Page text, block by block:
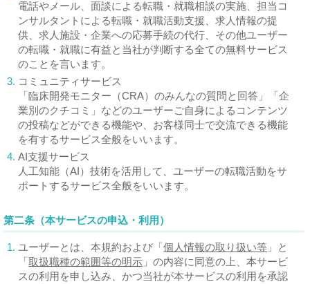
電話やメール、面談による転職・就職相談の実施、担当コ
ンサルタントによる転職・就職活動支援、求人情報の提
供、求人施設・企業への応募手続の代行、その他ユーザー
の転職・就職に有益と当社が判断する全ての無料サービス
のことを言います。
3. コミュニティサービス
「臨床開発モニター（CRA）のみんなの質問と回答」「企
業別のクチコミ」などのユーザーご自身によるコンテンツ
の投稿などができる機能や、お客様同士で交流できる機能
を有するサービス全般をいいます。
4. AI支援サービス
人工知能（AI）技術を活用して、ユーザーの転職活動をサ
ポートするサービス全般をいいます。
第二条（本サービスの申込・利用）
1. ユーザーとは、本規約および 「個人情報の取り扱い等 」
と
「取扱職種の範囲等の明示 」の内容に同意の上、本サービ
スの利用を申し込み、かつ当社が本サービスの利用を承認